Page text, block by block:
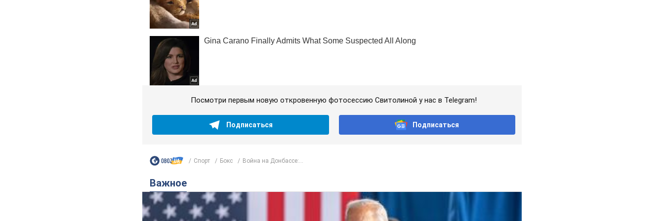
Посмотри первым новую откровенную фотосессию Свитолиной у нас в Telegram!
Подписаться Подписаться
Спорт Бокс Война на Донбассе:...
Важное